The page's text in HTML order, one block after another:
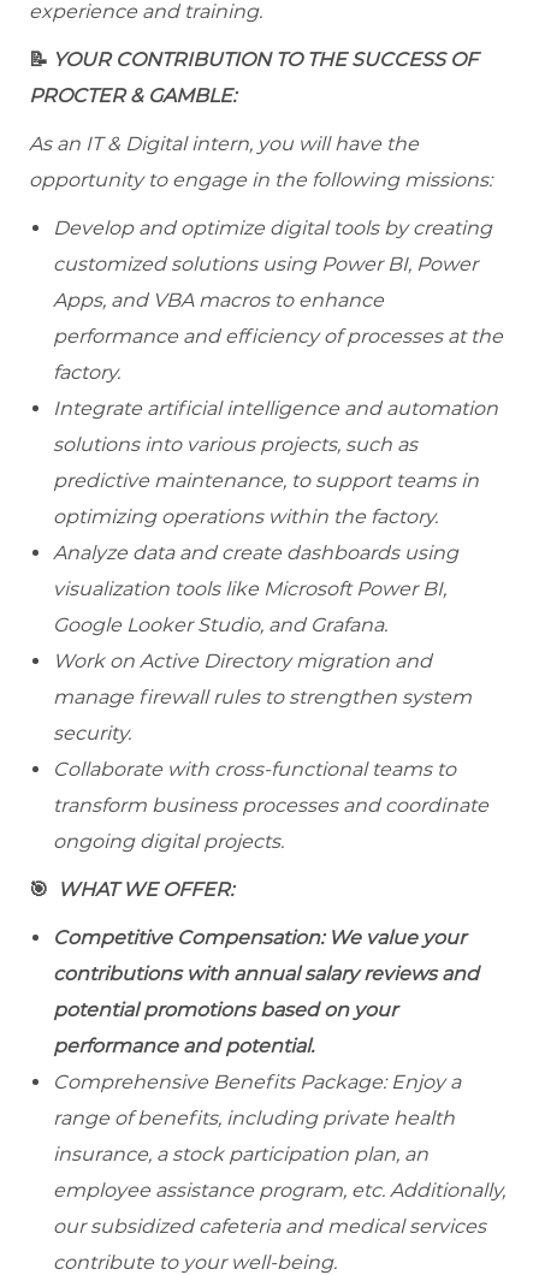
experience and training.
📝 YOUR CONTRIBUTION TO THE SUCCESS OF
PROCTER & GAMBLE:
As an IT & Digital intern, you will have the
opportunity to engage in the following missions:
Develop and optimize digital tools by creating
customized solutions using Power BI, Power
Apps, and VBA macros to enhance
performance and efficiency of processes at the
factory.
Integrate artificial intelligence and automation
solutions into various projects, such as
predictive maintenance, to support teams in
optimizing operations within the factory.
Analyze data and create dashboards using
visualization tools like Microsoft Power BI,
Google Looker Studio, and Grafana.
Work on Active Directory migration and
manage firewall rules to strengthen system
security.
Collaborate with cross-functional teams to
transform business processes and coordinate
ongoing digital projects.
🎯 WHAT WE OFFER:
Competitive Compensation: We value your
contributions with annual salary reviews and
potential promotions based on your
performance and potential.
Comprehensive Benefits Package: Enjoy a
range of benefits, including private health
insurance, a stock participation plan, an
employee assistance program, etc. Additionally,
our subsidized cafeteria and medical services
contribute to your well-being.